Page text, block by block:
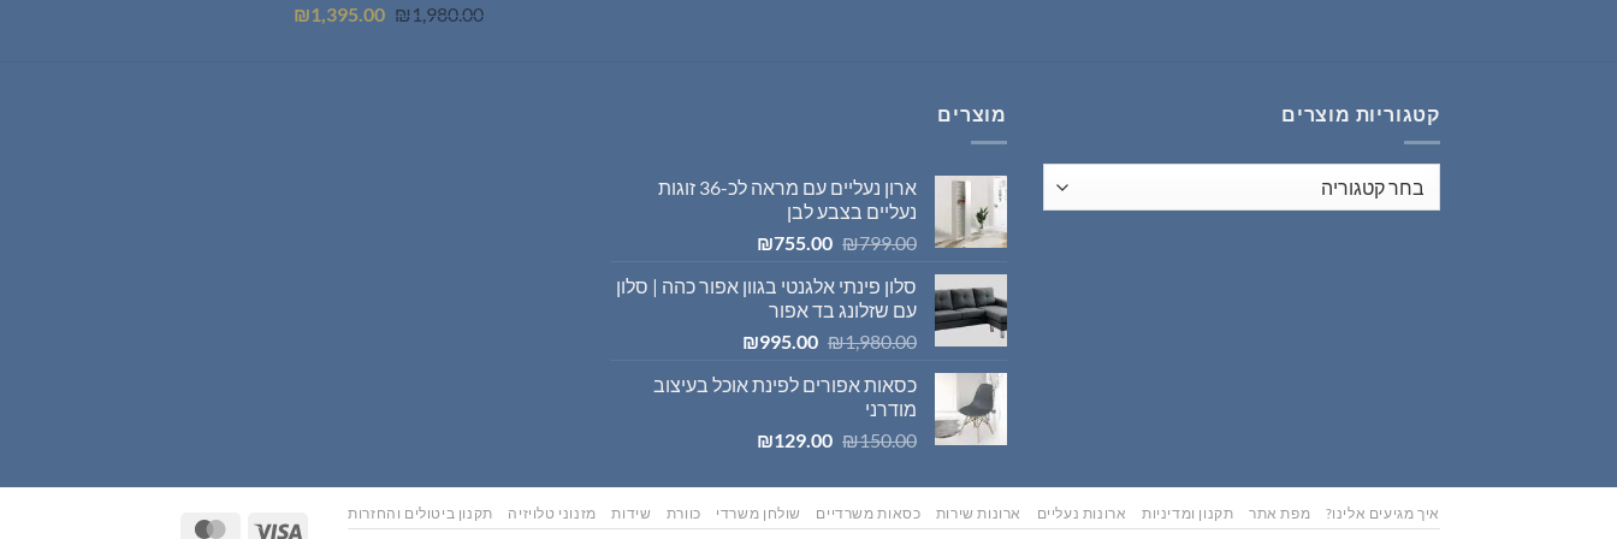
₪ 1,980.00
המחיר
₪1,395.00
המחיר
קטגוריות מוצרים
מוצרים
ארון נעליים עם מראה לכ-36 זוגות
נעליים בצבע לבן
₪799.00
המחיר
היה:
₪799.00.
₪755.00
המחיר
הוא:
סלון פינתי אלגנטי בגוון אפור כהה | סלון
עם שזלונג בד אפור
₪1,980.00
המחיר
היה:
₪995.00
המחיר
הוא:
כסאות אפורים לפינת אוכל בעיצוב
מודרני
₪150.00
המחיר
היה:
₪150.00.
₪129.00
המחיר
הוא:
₪129.00.
Visa
איך מגיעים אלינו? מפת אתר תקנון ומדיניות ארונות נעליים ארונות שירות כסאות משרדיים שולחן משרדי כוורת שידות מזנוני טלויזיה תקנון ביטולים והחזרות